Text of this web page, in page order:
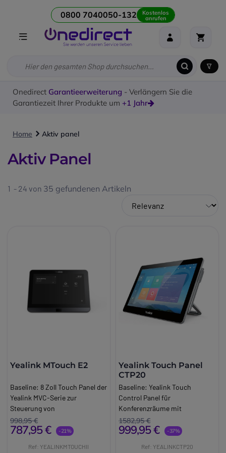
0800 7040050-132 Kostenlos
anrufen
Onedirect Garantieerweiterung - Verlängern Sie die
Garantiezeit Ihrer Produkte um +1 Jahr
Home Aktiv panel
Aktiv Panel
1 - 24 von 35 gefundenen Artikeln
Yealink MTouch E2
Baseline: 8 Zoll Touch Panel der
Yealink MVC-Serie zur
Steuerung von
Videokonferenzräumen
Brand:Yealink
Yealink MTouch E2
998,95 €
787,95 € -21%
Ref: YEALINKMTOUCHII
Yealink Touch Panel
CTP20
Baseline:Yealink Touch
Control Panel für
Konferenzräume mit
Videokonferenzunterstützung
Brand:Yealink
Yealink Touch Panel CTP20
1582,95 €
999,95 € -37%
Ref: YEALINKCTP20